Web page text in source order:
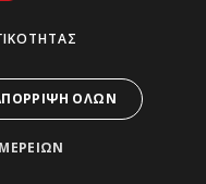
ΌΛΩΝ